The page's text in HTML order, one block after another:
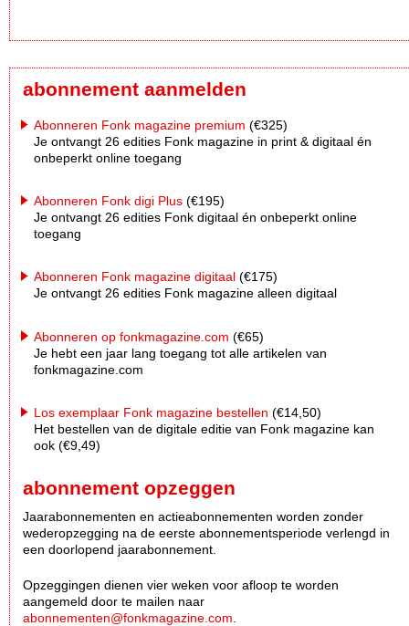
abonnement aanmelden
Abonneren Fonk magazine premium (€325)
Je ontvangt 26 edities Fonk magazine in print & digitaal én
onbeperkt online toegang
Abonneren Fonk digi Plus (€195)
Je ontvangt 26 edities Fonk digitaal én onbeperkt online
toegang
Abonneren Fonk magazine digitaal (€175)
Je ontvangt 26 edities Fonk magazine alleen digitaal
Abonneren op fonkmagazine.com (€65)
Je hebt een jaar lang toegang tot alle artikelen van
fonkmagazine.com
Los exemplaar Fonk magazine bestellen (€14,50)
Het bestellen van de digitale editie van Fonk magazine kan
ook (€9,49)
abonnement opzeggen
Jaarabonnementen en actieabonnementen worden zonder
wederopzegging na de eerste abonnementsperiode verlengd in
een doorlopend jaarabonnement.
Opzeggingen dienen vier weken voor afloop te worden
aangemeld door te mailen naar
abonnementen@fonkmagazine.com